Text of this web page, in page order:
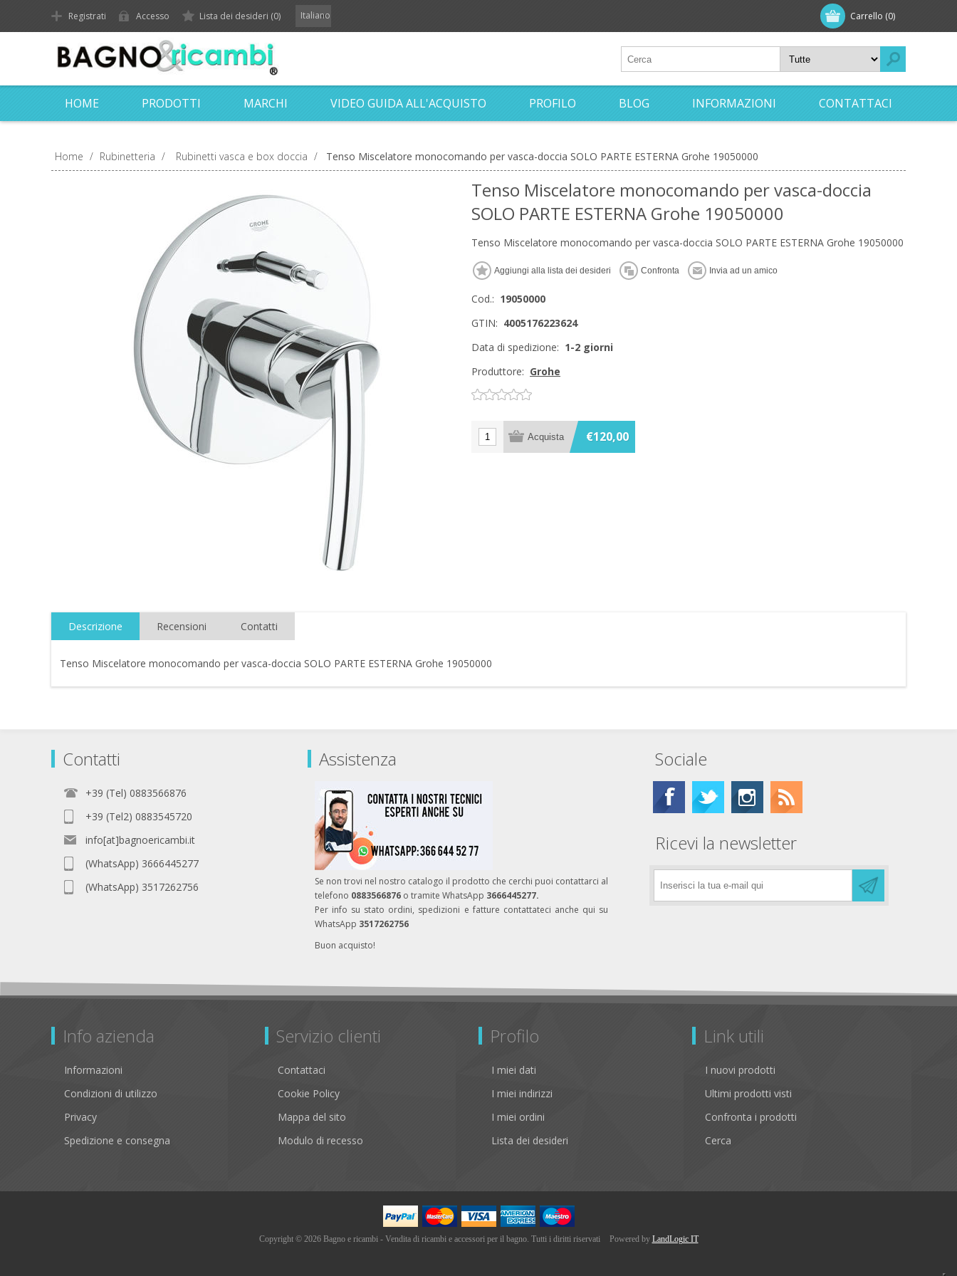
Carrello (0)
Registrati Accesso Lista dei desideri (0) Italiano
HOME PRODOTTI MARCHI VIDEO GUIDA ALL'ACQUISTO PROFILO BLOG INFORMAZIONI CONTATTACI
Home / Rubinetteria / Rubinetti vasca e box doccia / Tenso Miscelatore monocomando per vasca-doccia SOLO PARTE ESTERNA Grohe 19050000
Tenso Miscelatore monocomando per vasca-doccia
SOLO PARTE ESTERNA Grohe 19050000
Tenso Miscelatore monocomando per vasca-doccia SOLO PARTE ESTERNA Grohe 19050000
Cod.: 19050000
GTIN: 4005176223624
Data di spedizione: 1-2 giorni
Produttore: Grohe
€120,00
Descrizione Recensioni Contatti
Tenso Miscelatore monocomando per vasca-doccia SOLO PARTE ESTERNA Grohe 19050000
Contatti
+39 (Tel) 0883566876
+39 (Tel2) 0883545720
info[at]bagnoericambi.it
(WhatsApp) 3666445277
(WhatsApp) 3517262756
Assistenza
Se non trovi nel nostro catalogo il prodotto che cerchi puoi contattarci al
telefono 0883566876 o tramite WhatsApp 3666445277.
Per info su stato ordini, spedizioni e fatture contattateci anche qui su
WhatsApp 3517262756
Buon acquisto!
Sociale
Ricevi la newsletter
Info azienda
Informazioni
Condizioni di utilizzo
Privacy
Spedizione e consegna
Servizio clienti
Contattaci
Cookie Policy
Mappa del sito
Modulo di recesso
Profilo
I miei dati
I miei indirizzi
I miei ordini
Lista dei desideri
Link utili
I nuovi prodotti
Ultimi prodotti visti
Confronta i prodotti
Cerca
Copyright © 2026 Bagno e ricambi - Vendita di ricambi e accessori per il bagno. Tutti i diritti riservati Powered by LandLogic IT